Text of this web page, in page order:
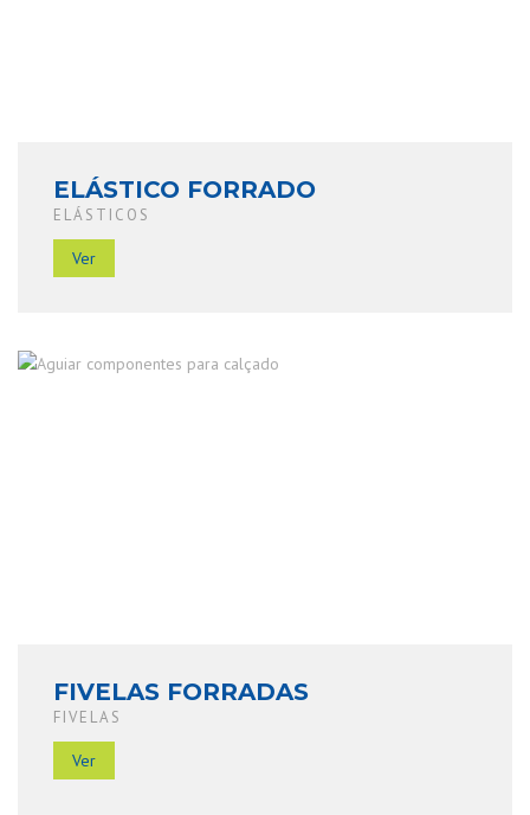
ELÁSTICO FORRADO
ELÁSTICOS
Ver
FIVELAS FORRADAS
FIVELAS
Ver